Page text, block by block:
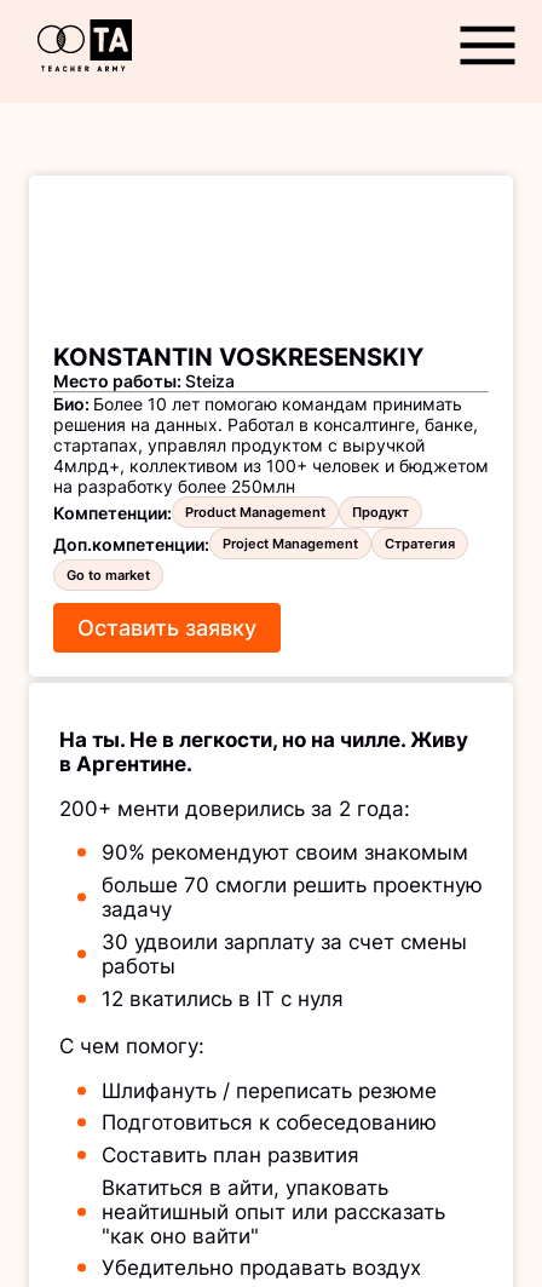
Открыть
KONSTANTIN VOSKRESENSKIY
Место работы: Steiza
Био: Более 10 лет помогаю командам принимать
решения на данных. Работал в консалтинге, банке,
стартапах, управлял продуктом с выручкой
4млрд+, коллективом из 100+ человек и бюджетом
на разработку более 250млн
Компетенции: Product Management Продукт
Доп.компетенции: Project Management
Стратегия
Go to market
Оставить заявку
На ты. Не в легкости, но на чилле. Живу
в Аргентине.
200+ менти доверились за 2 года:
90% рекомендуют своим знакомым
больше 70 смогли решить проектную
задачу
30 удвоили зарплату за счет смены
работы
12 вкатились в IT с нуля
С чем помогу:
Шлифануть / переписать резюме
Подготовиться к собеседованию
Составить план развития
Вкатиться в айти, упаковать
неайтишный опыт или рассказать
"как оно вайти"
Убедительно продавать воздух